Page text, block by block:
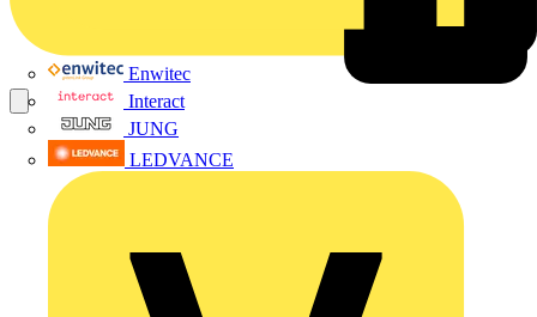
Enwitec
Interact
JUNG
LEDVANCE